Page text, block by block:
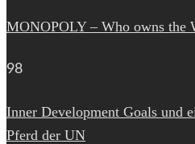
MONOPOLY – Who owns the
98
Inner Development Goals und
Pferd der UN